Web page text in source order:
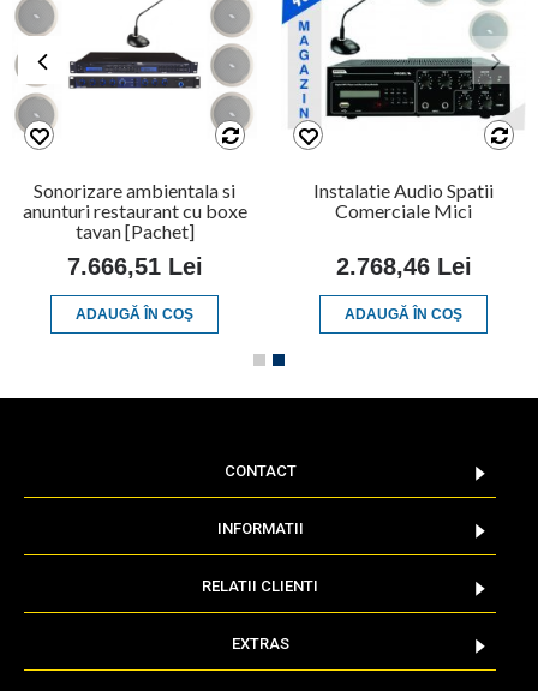
Sonorizare ambientala si
anunturi restaurant cu boxe
tavan [Pachet]
7.666,51 Lei
ADAUGĂ ÎN COŞ
Instalatie Audio Spatii
Comerciale Mici
2.768,46 Lei
ADAUGĂ ÎN COŞ
CONTACT
INFORMATII
RELATII CLIENTI
EXTRAS